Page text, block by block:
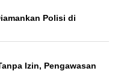
Polisi di
Izin, Pengawasan